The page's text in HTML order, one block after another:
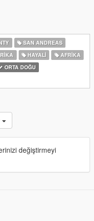
SAN ANDREAS
HAYALI
AFRIKA
ORTA DOĞU
değiştirmeyi